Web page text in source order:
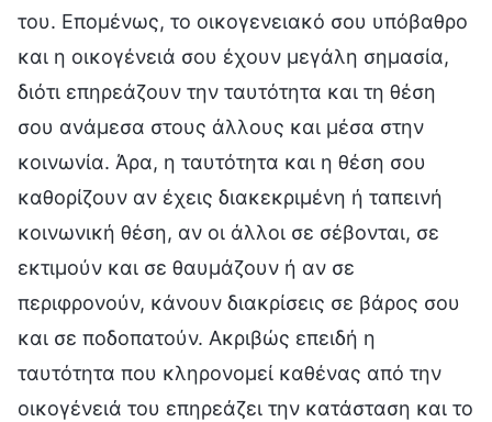
του. Επομένως, το οικογενειακό σου υπόβαθρο
και η οικογένειά σου έχουν μεγάλη σημασία,
διότι επηρεάζουν την ταυτότητα και τη θέση
σου ανάμεσα στους άλλους και μέσα στην
κοινωνία. Άρα, η ταυτότητα και η θέση σου
καθορίζουν αν έχεις διακεκριμένη ή ταπεινή
κοινωνική θέση, αν οι άλλοι σε σέβονται, σε
εκτιμούν και σε θαυμάζουν ή αν σε
περιφρονούν, κάνουν διακρίσεις σε βάρος σου
και σε ποδοπατούν. Ακριβώς επειδή η
ταυτότητα που κληρονομεί καθένας από την
οικογένειά του επηρεάζει την κατάσταση και το